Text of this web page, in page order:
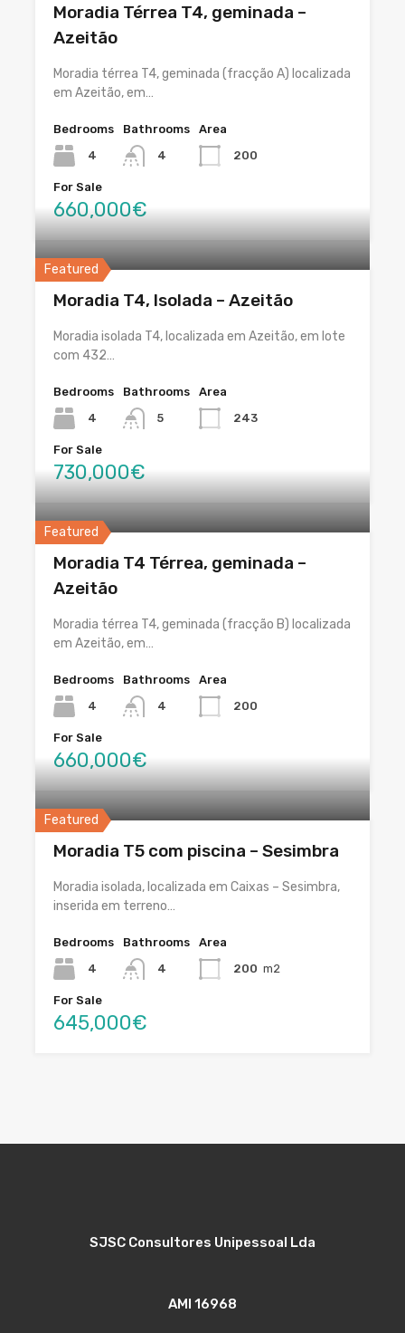
Moradia Térrea T4, geminada –
Azeitão
Moradia térrea T4, geminada (fracção A) localizada
em Azeitão, em…
Bedrooms
4
Bathrooms
4
Area
200
For Sale
660,000€
Featured
Moradia T4, Isolada – Azeitão
Moradia isolada T4, localizada em Azeitão, em lote
com 432…
Bedrooms
4
Bathrooms
5
Area
243
For Sale
730,000€
Featured
Moradia T4 Térrea, geminada –
Azeitão
Moradia térrea T4, geminada (fracção B) localizada
em Azeitão, em…
Bedrooms
4
Bathrooms
4
Area
200
For Sale
660,000€
Featured
Moradia T5 com piscina – Sesimbra
Moradia isolada, localizada em Caixas – Sesimbra,
inserida em terreno…
Bedrooms
4
Bathrooms
4
Area
200 m2
For Sale
645,000€
SJSC Consultores Unipessoal Lda
AMI 16968